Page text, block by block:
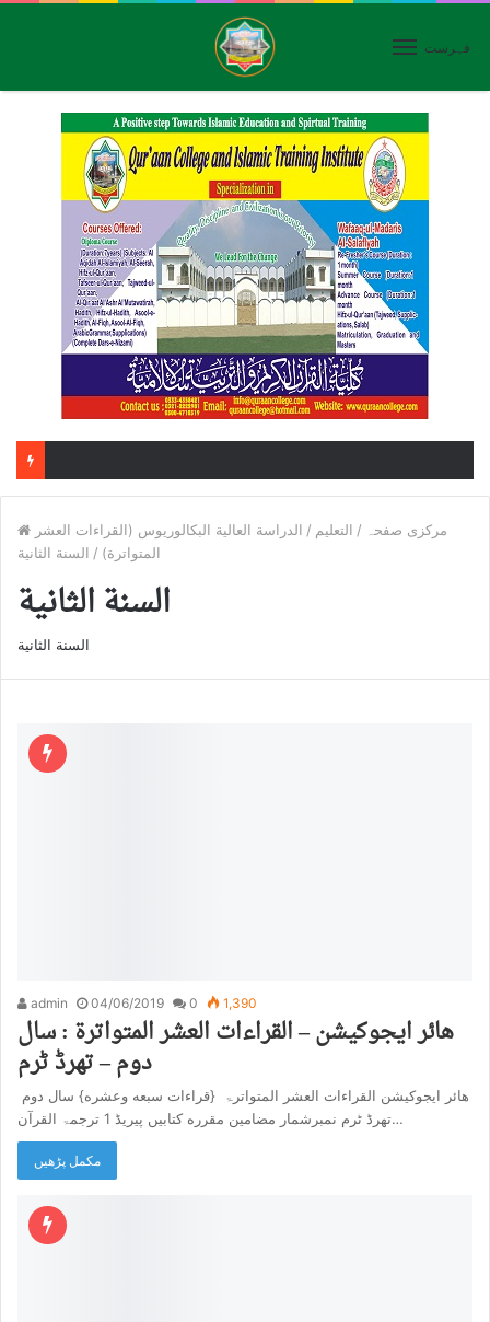
فہرست
مرکزی صفحہ / التعليم / الدراسة العالية البكالوريوس (القراءات العشر
المتواترة) / السنة الثانية
السنة الثانية
السنة الثانية
admin 04/06/2019 0 1,390
هائر ایجوکیشن – القراءات العشر المتواترۃ : سال
دوم – تھرڈ ٹرم
هائر ایجوکیشن القراءات العشر المتواترۃ {قراءات سبعه وعشره} سال دوم
تھرڈ ٹرم نمبرشمار مضامین مقرره کتابیں پیریڈ 1 ترجمۃ القرآن…
مکمل پڑھیں